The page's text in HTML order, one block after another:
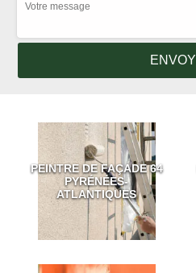
PEINTRE DE FAÇADE 64
PYRÉNÉES-
ATLANTIQUES